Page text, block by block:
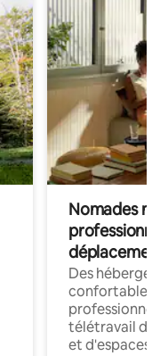
Nomades
déplacement
Des
confortables
professionnels
télétravail
et d'espaces